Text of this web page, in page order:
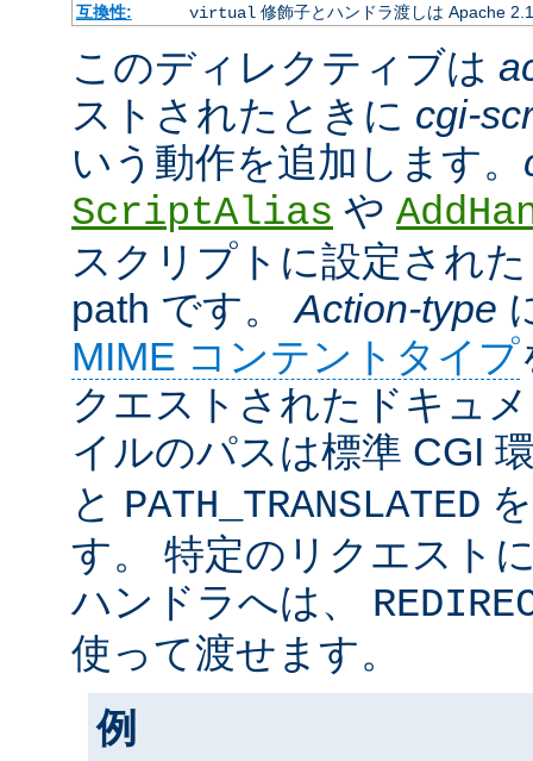
互換性:
virtual 修飾子とハンドラ渡しは Apache
このディレクティブは
ストされたときに cgi-
いう動作を追加します。
ScriptAlias や
スクリプトに設定され
path です。Action-type
MIME コンテントタイプ
クエストされたドキュ
イルのパスは標準 CGI
と PATH_TRANSLATED
す。 特定のリクエスト
ハンドラへは、
使って渡せます。
例